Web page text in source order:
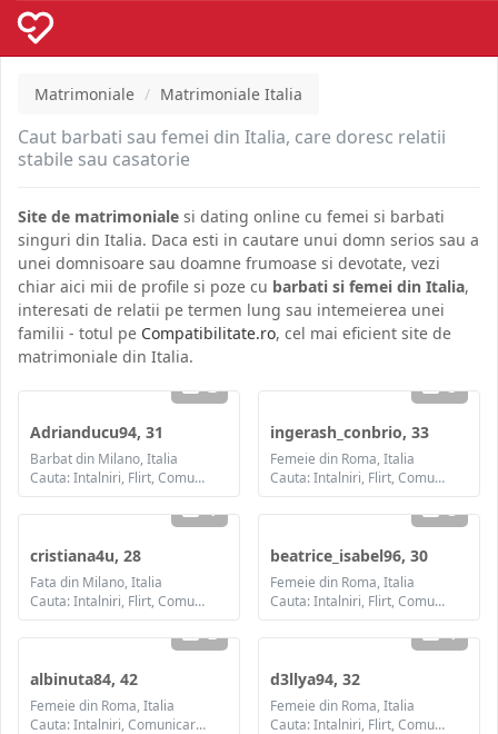
Matrimoniale Matrimoniale Italia
Caut barbati sau femei din Italia, care doresc relatii
stabile sau casatorie
Site de matrimoniale si dating online cu femei si barbati
singuri din Italia. Daca esti in cautare unui domn serios sau a
unei domnisoare sau doamne frumoase si devotate, vezi
chiar aici mii de profile si poze cu barbati si femei din Italia,
interesati de relatii pe termen lung sau intemeierea unei
familii - totul pe Compatibilitate.ro, cel mai eficient site de
matrimoniale din Italia.
2
Adrianducu94, 31
Barbat din Milano, Italia
Cauta: Intalniri, Flirt, Comunicare / chat, Prietenie, Casatorie
3
ingerash_conbrio, 33
Femeie din Roma, Italia
Cauta: Intalniri, Flirt, Comunicare / chat, Prietenie, Casatorie
1
cristiana4u, 28
Fata din Milano, Italia
Cauta: Intalniri, Flirt, Comunicare / chat, Prietenie, Casatorie
3
beatrice_isabel96, 30
Femeie din Roma, Italia
Cauta: Intalniri, Flirt, Comunicare / chat, Prietenie, Casatorie
2
albinuta84, 42
Femeie din Roma, Italia
Cauta: Intalniri, Comunicare / chat, Prietenie, Casatorie
1
d3llya94, 32
Femeie din Roma, Italia
Cauta: Intalniri, Flirt, Comunicare / chat, Prietenie, Casatorie